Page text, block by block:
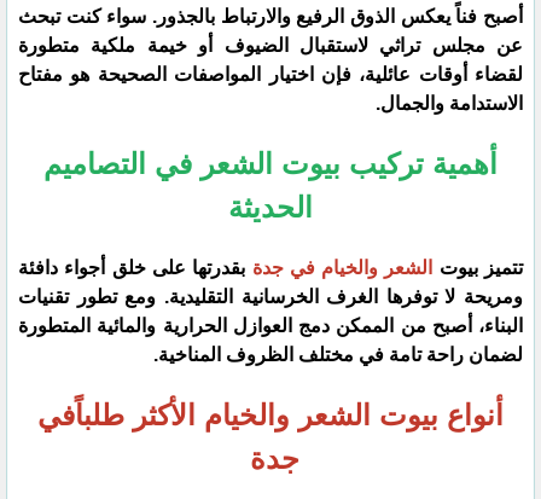
أصبح فناً يعكس الذوق الرفيع والارتباط بالجذور. سواء كنت تبحث
عن مجلس تراثي لاستقبال الضيوف أو خيمة ملكية متطورة
لقضاء أوقات عائلية، فإن اختيار المواصفات الصحيحة هو مفتاح
الاستدامة والجمال.
​أهمية تركيب بيوت الشعر في التصاميم
الحديثة
​تتميز بيوت الشعر والخيام في جدة بقدرتها على خلق أجواء دافئة
ومريحة لا توفرها الغرف الخرسانية التقليدية. ومع تطور تقنيات
البناء، أصبح من الممكن دمج العوازل الحرارية والمائية المتطورة
لضمان راحة تامة في مختلف الظروف المناخية.
​أنواع بيوت الشعر والخيام الأكثر طلباًفي
جدة